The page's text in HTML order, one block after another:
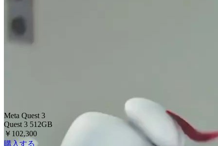
Meta Quest 3
Quest 3 512GB
￥102,300
購入する